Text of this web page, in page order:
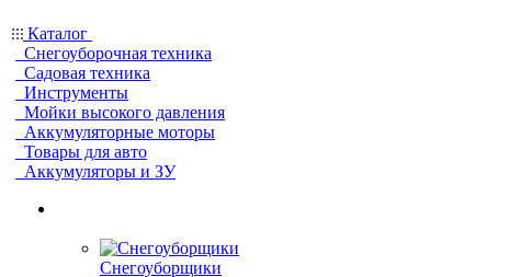
Каталог
Снегоуборочная техника
Садовая техника
Инструменты
Мойки высокого давления
Аккумуляторные моторы
Товары для авто
Аккумуляторы и ЗУ
Снегоуборщики